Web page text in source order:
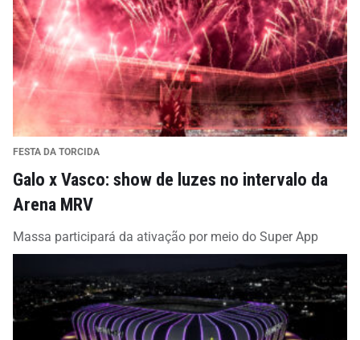
FESTA DA TORCIDA
Galo x Vasco: show de luzes no intervalo da
Arena MRV
Massa participará da ativação por meio do Super App